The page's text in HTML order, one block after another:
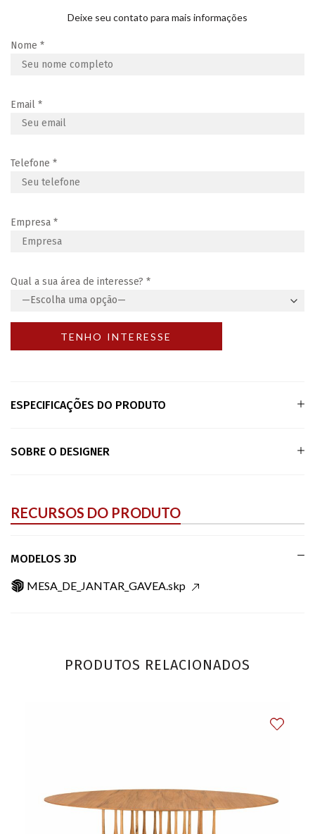
Deixe seu contato para mais informações
Nome *
Email *
Telefone *
Empresa *
Qual a sua área de interesse? *
ESPECIFICAÇÕES DO PRODUTO
SOBRE O DESIGNER
RECURSOS DO PRODUTO
MODELOS 3D
MESA_DE_JANTAR_GAVEA.skp
PRODUTOS RELACIONADOS